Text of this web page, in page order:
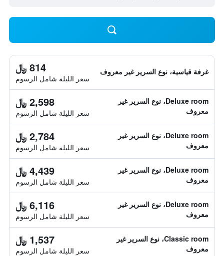
غرفة قياسية، نوع السرير غير معروف 814 ﷼
سعر الليلة شامل الرسوم
Deluxe room، نوع السرير غير
معروف
2,598 ﷼
سعر الليلة شامل الرسوم
Deluxe room، نوع السرير غير
معروف
2,784 ﷼
سعر الليلة شامل الرسوم
Deluxe room، نوع السرير غير
معروف
4,439 ﷼
سعر الليلة شامل الرسوم
Deluxe room، نوع السرير غير
معروف
6,116 ﷼
سعر الليلة شامل الرسوم
Classic room، نوع السرير غير
معروف
1,537 ﷼
سعر الليلة شامل الرسوم